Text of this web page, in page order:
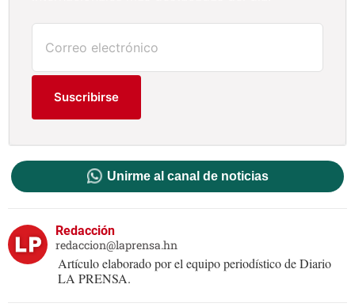
Suscribirse
Unirme al canal de noticias
Redacción
redaccion@laprensa.hn
Artículo elaborado por el equipo periodístico de Diario
LA PRENSA.